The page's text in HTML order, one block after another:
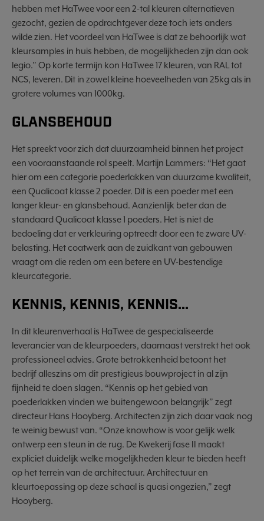
hebben met HaTwee voor een 2-tal kleuren alternatieven
gezocht, gezien de opdrachtgever deze toch iets anders
wilde zien. Het voordeel van HaTwee is dat ze behoorlijk wat
kleursamples in huis hebben, de mogelijkheden zijn dan ook
legio.” Op korte termijn kon HaTwee 17 kleuren, van RAL tot
NCS, leveren. Dit in zowel kleine hoeveelheden van 25kg als in
grotere volumes van 1000kg.
GLANSBEHOUD
Het spreekt voor zich dat duurzaamheid binnen het project
een vooraanstaande rol speelt. Martijn Lammers: “Het gaat
hier om een categorie poederlakken van duurzame kwaliteit,
een Qualicoat klasse 2 poeder. Dit is een poeder met een
langer kleur- en glansbehoud. Aanzienlijk beter dan de
standaard Qualicoat klasse 1 poeders. Het is niet de
bedoeling dat er verkleuring optreedt door een te zware UV-
belasting. Het coatwerk aan de zuidkant van gebouwen
vraagt om die reden om een betere en UV-bestendige
kleurcategorie.
KENNIS, KENNIS, KENNIS...
In dit kleurenverhaal is HaTwee de gespecialiseerde
leverancier van de kleurpoeders, daarnaast verstrekt het ook
professioneel advies. Grote betrokkenheid betoont het
bedrijf alleszins om dit prestigieus bouwproject in al zijn
fijnheid te doen slagen. “Kennis op het gebied van
poederlakken vinden we buitengewoon belangrijk” zegt
directeur Hans Hooyberg. Architecten zijn zich daar vaak nog
te weinig bewust van. “Onze knowhow is voor gelijk welk
ontwerp een steun in de rug. De Kwekerij fase II maakt
expliciet duidelijk welke mogelijkheden kleur te bieden heeft
op het terrein van de architectuur. Architectuur en
kleurtoepassing op deze schaal is quasi ongezien,” zegt
Hooyberg.